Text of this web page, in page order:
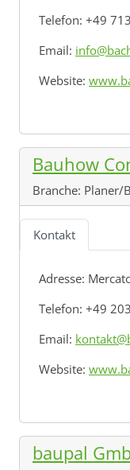
Telefon: +49
Email:
Website:
Bauhow
Branche: Planer/
Kontakt
Adresse:
Telefon: +49
Email:
Website:
baupal